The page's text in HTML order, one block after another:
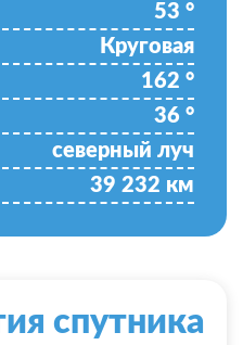
53 °
Круговая
162 °
36 °
северный луч
39 232 км
спутника